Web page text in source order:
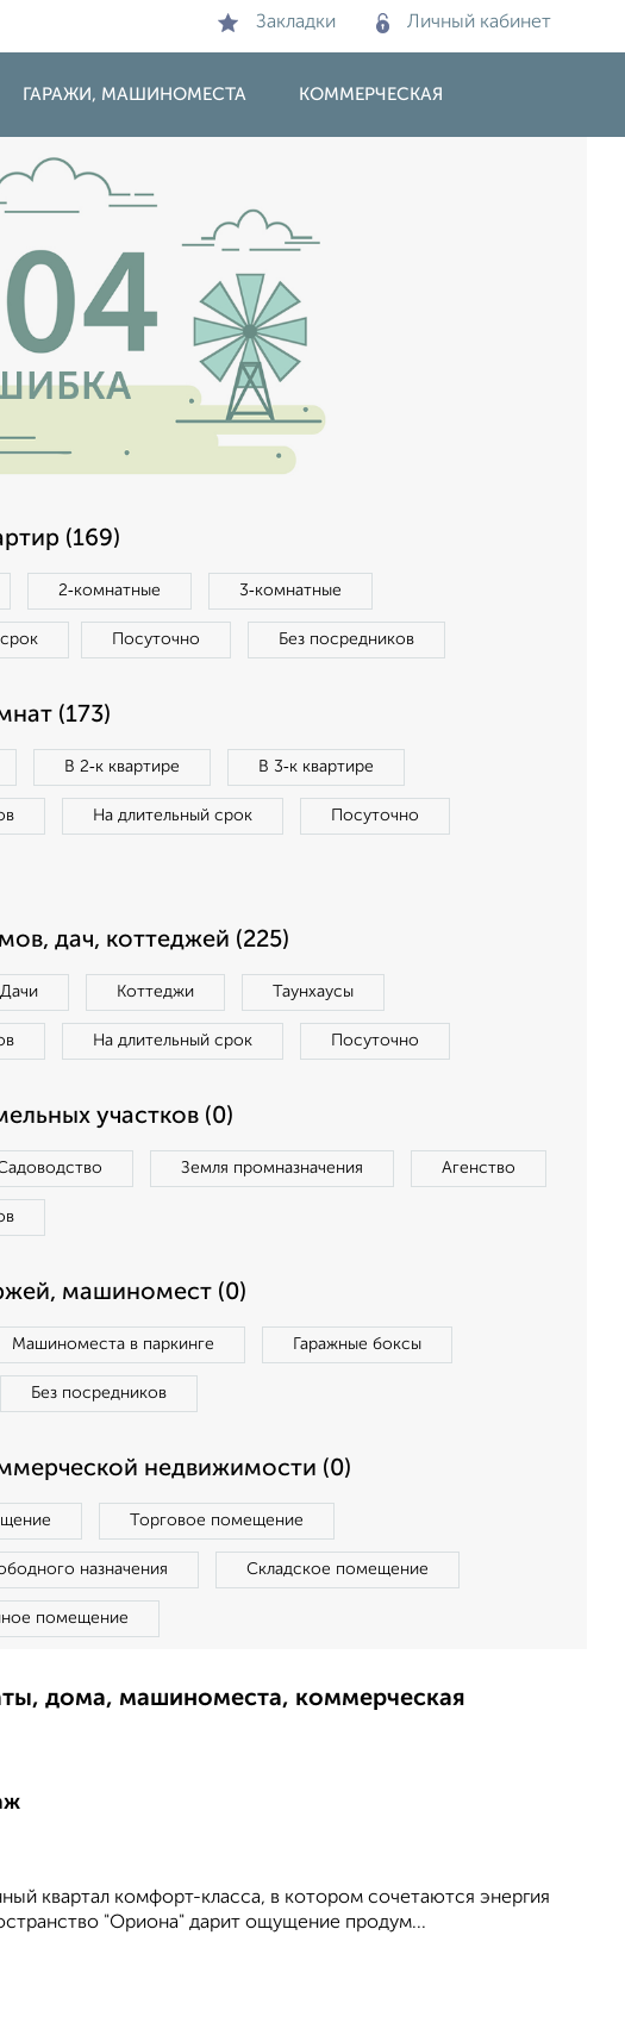
Закладки Личный кабинет
ГАРАЖИ, МАШИНОМЕСТА КОММЕРЧЕСКАЯ
(169)
2‑комнатные 3‑комнатные
Посуточно Без посредников
(173)
В 2‑к квартире В 3‑к квартире
На длительный срок Посуточно
дач, коттеджей (225)
Дачи Коттеджи Таунхаусы
На длительный срок Посуточно
участков (0)
Земля промназначения Агенство
машиномест (0)
Машиноместа в паркинге Гаражные боксы
Без посредников
недвижимости (0)
Торговое помещение
назначения Складское помещение
помещение
дома, машиноместа, коммерческая
квартал комфорт-класса, в котором сочетаются энергия
"Ориона" дарит ощущение продум...